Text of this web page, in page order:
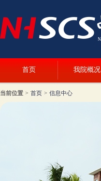
首页 我院概况
当前位置 > 首页 > 信息中心